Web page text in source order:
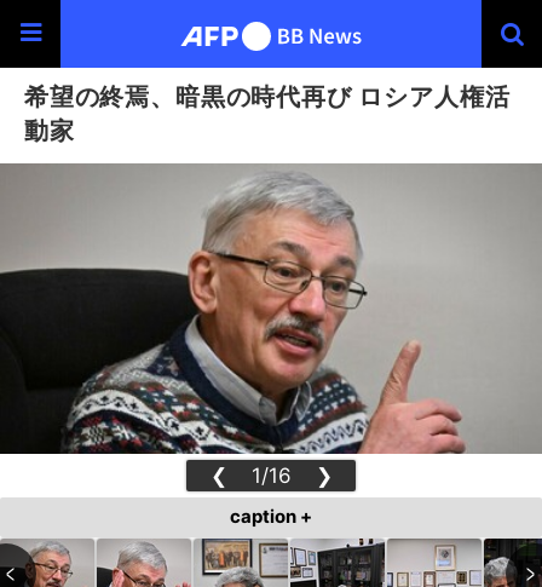
希望の終焉、暗黒の時代再び ロシア人権活
動家
❮ 1/16 ❯
caption +